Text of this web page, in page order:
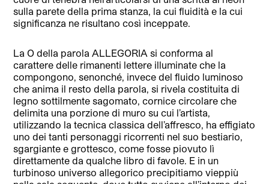
sulla parete della prima stanza, la cui fluidità e la cui
significanza ne risultano così inceppate.
La O della parola ALLEGORIA si conforma al
carattere delle rimanenti lettere illuminate che la
compongono, senonché, invece del fluido luminoso
che anima il resto della parola, si rivela costituita di
legno sottilmente sagomato, cornice circolare che
delimita una porzione di muro su cui l’artista,
utilizzando la tecnica classica dell’affresco, ha effigiato
uno dei tanti personaggi ricorrenti nel suo bestiario,
sgargiante e grottesco, come fosse piovuto lì
direttamente da qualche libro di favole. E in un
turbinoso universo allegorico precipitiamo vieppiù